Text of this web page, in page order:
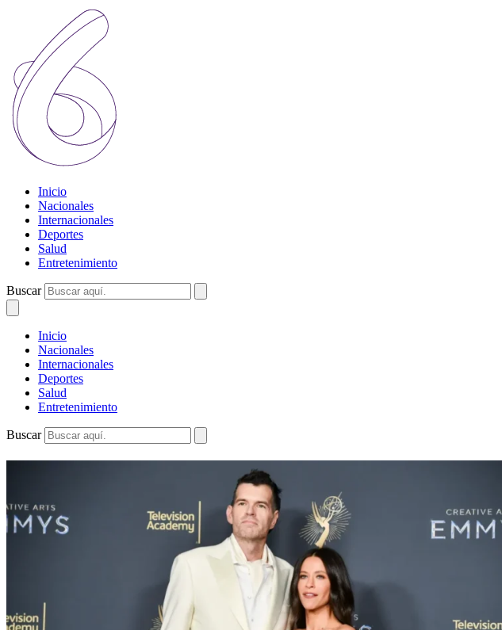
Inicio
Nacionales
Internacionales
Deportes
Salud
Entretenimiento
Buscar
Inicio
Nacionales
Internacionales
Deportes
Salud
Entretenimiento
Buscar